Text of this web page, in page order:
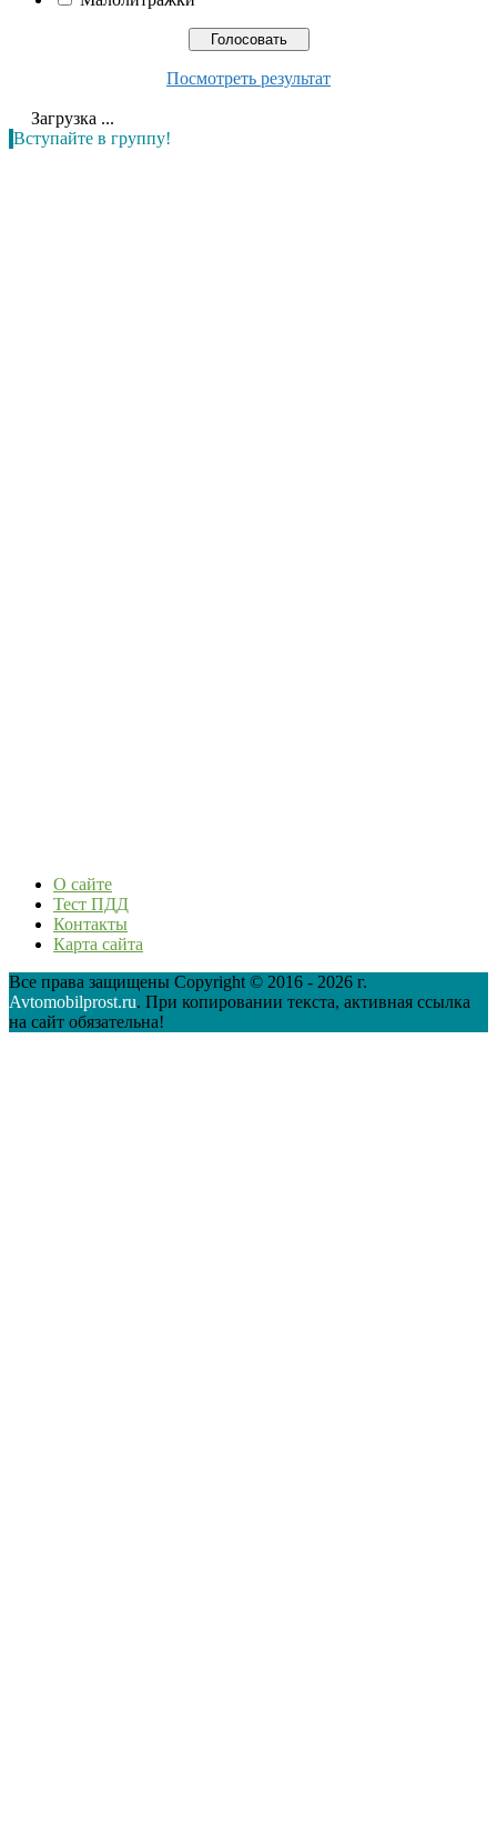
Посмотреть результат
Загрузка ...
Вступайте в группу!
О сайте
Тест ПДД
Контакты
Карта сайта
Все права защищены Copyright © 2016 - 2026 г.
Avtomobilprost.ru. При копировании текста, активная ссылка
на сайт обязательна!